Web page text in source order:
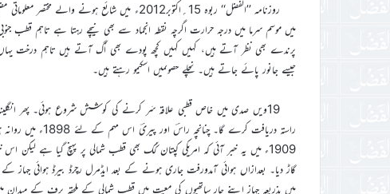
روزنامہ ’’الفضل‘‘ ربوہ 15؍اکتوبر2012ء میں
میں موسم سرما میں درجہ حرارت اگرچہ نقطہ انجماد سے بھی نیچے رہتا ہے تاہم قطب
پرندے بھی نظر آتے ہیں، کہیں کہیں کچھ پودے بھی اُگ آتے ہیں تاہم درخت یہاں
جیسے جانور پائے جاتے ہیں۔ نچلے حصوںمیں اسکیمو رہتے ہیں۔
19ویں صدی میں خاص قطبی علاقہ سَر کرنے کی کوشش شروع ہوئی۔ پھر
1909ء میں یہ خبر آئی کہ امریکی کپتان کُک بھی قطب شمالی پر پہنچ گیا ہے
میں بذریعہ جہاز اپنے چار ساتھیوں کی معیت میں قطب شمالی کے ملحقہ برف کے میدان